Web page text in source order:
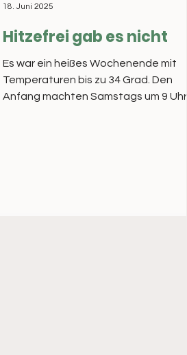
Hitzefrei gab es nicht
Es war ein heißes Wochenende mit
Temperaturen bis zu 34 Grad. Den
Anfang machten Samstags um 9 Uhr
18. Juni 2025